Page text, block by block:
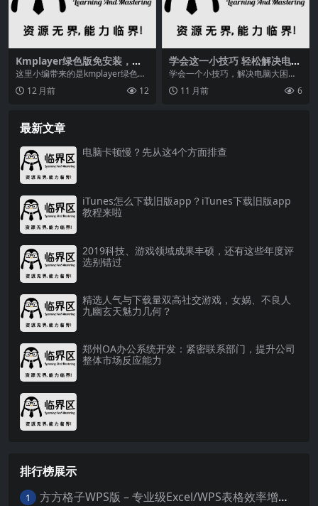
Kmplayer绿色版免安装，无
广告超稳定，支持多种音视频
格式
这里小编带来的是kmplayer绿色版
免安装版，此版本基于官方kmplay
er制...12 月前 12
学会这一小技巧 轻松解决电脑
运行卡顿大困扰
学会一个小技巧，解决电脑大困
扰！当你买了一台配置不差的电脑
用了两三年后，开机变得...
11 月前 6
最新文章
电脑卡顿慢？先从这4个方面排查
iTunes怎么下载旧版app？iTunes下载旧版app
教程来啦
2019科技、游戏领域成果丰硕，还有这些年度评
选别错过
精选人气与下载量双高社交游戏，女娲、不良人
九幽玄天魅力几何？
郑州OA办公系统开发：紧密联系部门，提升公司
整体市场反应能力
排行榜展示
1 方方格子WPS版 – 专业级Excel/WPS表格效率增强插件